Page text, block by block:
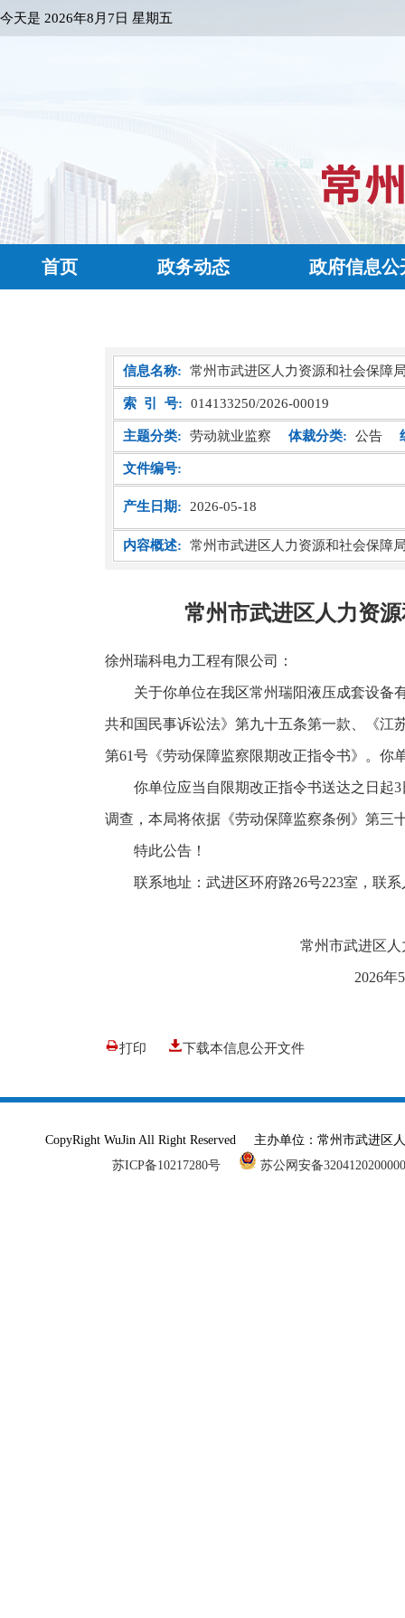
今天是 2026年8月7日 星期五
首页 政务动态 政府信息公
信息名称: 常州市武进区人力资源和社会保障
索 引 号: 014133250/2026-00019
主题分类: 劳动就业监察 体裁分类: 公告
文件编号:
产生日期: 2026-05-18
内容概述: 常州市武进区人力资源和社会保障
常州市武进区人力资
徐州瑞科电力工程有限公司：
关于你单位在我区常州瑞阳液压成套设备
共和国民事诉讼法》第九十五条第一款、《江
第61号《劳动保障监察限期改正指令书》。你
你单位应当自限期改正指令书送达之日起
调查，本局将依据《劳动保障监察条例》第三
特此公告！
联系地址：武进区环府路26号223室，联
常州市武进区人力资源
2026年5月
打印 下载本信息公开文件
CopyRight WuJin All Right Reserved 主办单位：常州市武进
苏ICP备10217280号
苏公网安备